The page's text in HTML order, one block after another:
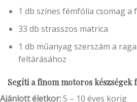
1 db színes fémfólia csomag a
33 db strasszos matrica
1 db műanyag szerszám a
feltárásához
Segíti a finom motoros készségek
Ajánlott életkor:5 – 10 éves korig